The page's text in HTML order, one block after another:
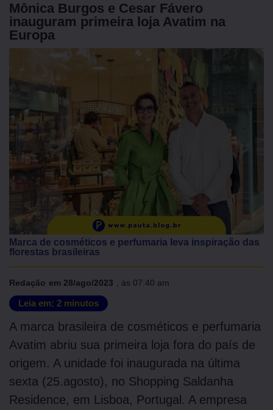
Mônica Burgos e Cesar Fávero
inauguram primeira loja Avatim na
Europa
Marca de cosméticos e perfumaria leva inspiração das
florestas brasileiras
Redação em 28/ago/2023 , às 07:40 am
Leia em: 2 minutos
A marca brasileira de cosméticos e perfumaria
Avatim abriu sua primeira loja fora do país de
origem. A unidade foi inaugurada na última
sexta (25.agosto), no Shopping Saldanha
Residence, em Lisboa, Portugal. A empresa